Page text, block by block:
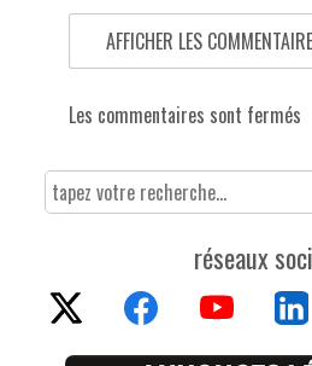
AFFICHER LES
Les commentaires sont fermés
réseaux